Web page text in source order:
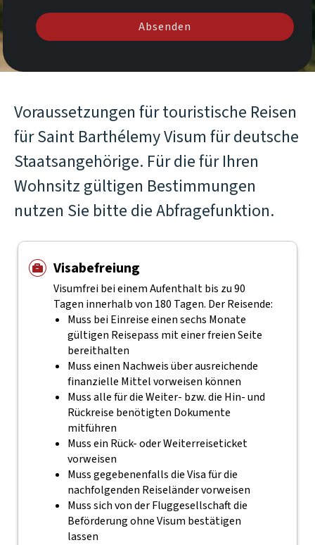
Absenden
Voraussetzungen für touristische Reisen
für Saint Barthélemy Visum für deutsche
Staatsangehörige. Für die für Ihren
Wohnsitz gültigen Bestimmungen
nutzen Sie bitte die Abfragefunktion.
Visabefreiung
Visumfrei bei einem Aufenthalt bis zu 90
Tagen innerhalb von 180 Tagen. Der Reisende:
Muss bei Einreise einen sechs Monate
gültigen Reisepass mit einer freien Seite
bereithalten
Muss einen Nachweis über ausreichende
finanzielle Mittel vorweisen können
Muss alle für die Weiter- bzw. die Hin- und
Rückreise benötigten Dokumente
mitführen
Muss ein Rück- oder Weiterreiseticket
vorweisen
Muss gegebenenfalls die Visa für die
nachfolgenden Reiseländer vorweisen
Muss sich von der Fluggesellschaft die
Beförderung ohne Visum bestätigen
lassen